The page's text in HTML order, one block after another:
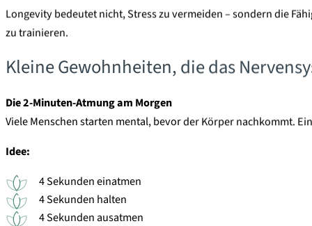
Longevity bedeutet nicht, Stress zu vermeiden – sondern die
zu trainieren.
Kleine Gewohnheiten, die das
Die 2-Minuten-Atmung am Morgen
Viele Menschen starten mental, bevor der Körper nachkommt.
Idee:
4 Sekunden einatmen
4 Sekunden halten
4 Sekunden ausatmen